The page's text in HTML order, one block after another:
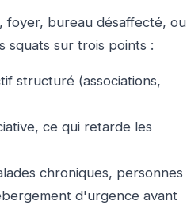
foyer, bureau désaffecté, ou
squats sur trois points :
structuré (associations,
ce qui retarde les
chroniques, personnes
d'urgence avant